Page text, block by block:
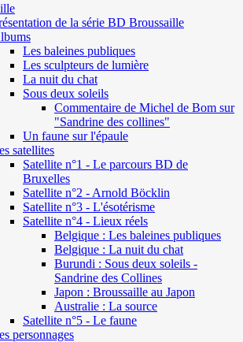
de la série BD Broussaille
Les baleines publiques
Les sculpteurs de lumière
La nuit du chat
Sous deux soleils
Commentaire de Michel de Bom sur
"Sandrine des collines"
Un faune sur l'épaule
satellites
Satellite n°1 - Le parcours BD de
Bruxelles
Satellite n°2 - Arnold Böcklin
Satellite n°3 - L'ésotérisme
Satellite n°4 - Lieux réels
Belgique : Les baleines publiques
Belgique : La nuit du chat
Burundi : Sous deux soleils -
Sandrine des Collines
Japon : Broussaille au Japon
Australie : La source
Satellite n°5 - Le faune
personnages